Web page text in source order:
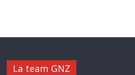
La team GNZ